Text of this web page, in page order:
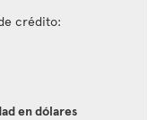
crédito:
en dólares